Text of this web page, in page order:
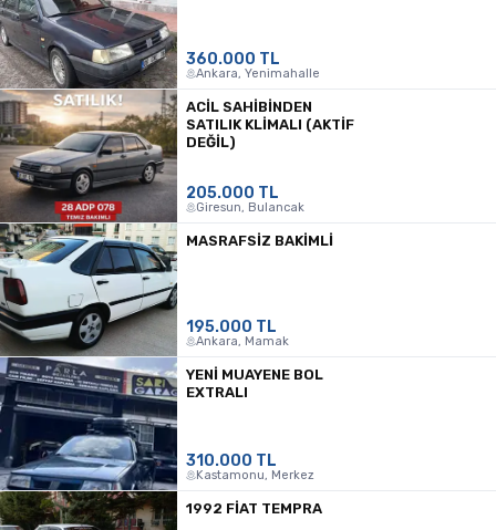
360.000 TL
Ankara, Yenimahalle
ACIL SAHIBINDEN
SATILIK KLIMALI (AKTIF
DEĞIL)
205.000 TL
Giresun, Bulancak
MASRAFSİZ BAKİMLİ
195.000 TL
Ankara, Mamak
YENİ MUAYENE BOL
EXTRALI
310.000 TL
Kastamonu, Merkez
1992 FIAT TEMPRA